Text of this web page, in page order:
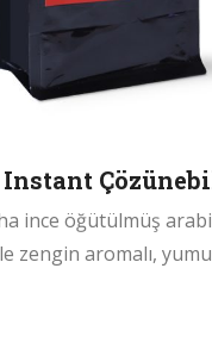
Instant
ince öğütülmüş
zengin aromalı,